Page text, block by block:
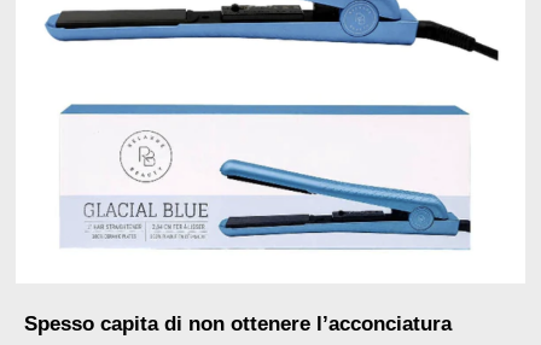
Spesso capita di non ottenere l’acconciatura